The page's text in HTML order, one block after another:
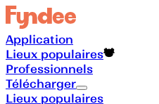
Application
Lieux populaires
Professionnels
Télécharger
Lieux populaires